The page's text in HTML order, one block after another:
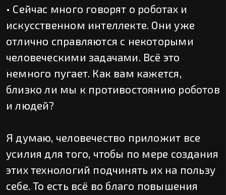
• Сейчас много говорят о роботах и
искусственном интеллекте. Они уже
отлично справляются с некоторыми
человеческими задачами. Всё это
немного пугает. Как вам кажется,
близко ли мы к противостоянию роботов
и людей?
Я думаю, человечество приложит все
усилия для того, чтобы по мере создания
этих технологий подчинять их на пользу
себе. То есть всё во благо повышения